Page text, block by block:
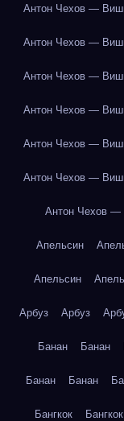
Антон Чехов —
Антон Чехов —
Антон Чехов —
Антон Чехов —
Антон Чехов —
Антон Чехов —
Антон Чехов —
Апельсин
Апельсин
Арбуз Арбуз
Банан Банан
Банан Банан
Бангкок Бангкок